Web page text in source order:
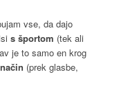
vse, da dajo
s športom (tek ali
je to samo en krog
(prek glasbe,